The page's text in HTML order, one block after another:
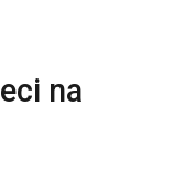
na